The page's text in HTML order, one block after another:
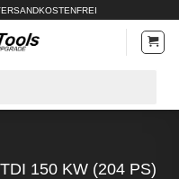
150 KW (204 PS)